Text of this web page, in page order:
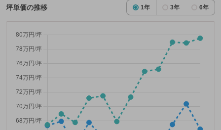
坪単価の推移 1年 3年 6年